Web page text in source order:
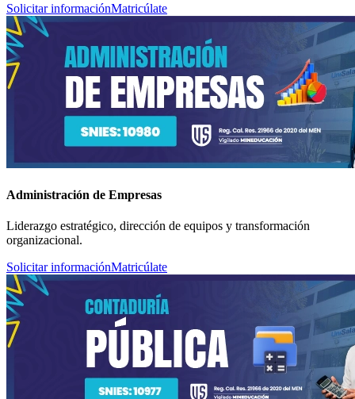
Solicitar informaciónMatricúlate
Administración de Empresas
Liderazgo estratégico, dirección de equipos y transformación
organizacional.
Solicitar informaciónMatricúlate